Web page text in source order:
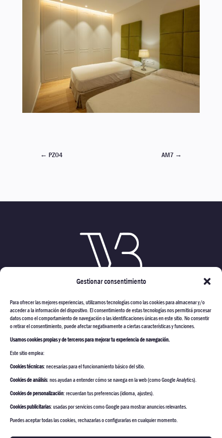
Gestionar consentimiento
Para ofrecer las mejores experiencias, utilizamos tecnologías como las cookies para almacenar y/o
acceder a la información del dispositivo. El consentimiento de estas tecnologías nos permitirá procesar
datos como el comportamiento de navegación o las identificaciones únicas en este sitio. No consentir
o retirar el consentimiento, puede afectar negativamente a ciertas características y funciones.
Usamos cookies propias y de terceros para mejorar tu experiencia de navegación.
Este sitio emplea:
Cookies técnicas: necesarias para el funcionamiento básico del sitio.
Cookies de análisis: nos ayudan a entender cómo se navega en la web (como Google Analytics).
Cookies de personalización: recuerdan tus preferencias (idioma, ajustes).
Cookies publicitarias: usadas por servicios como Google para mostrar anuncios relevantes.
Puedes aceptar todas las cookies, rechazarlas o configurarlas en cualquier momento.
← PZO4 AM7 →
VARMONT CONSTRUCTORES
PROYECTOS
ESTUDIO ARQUITECTURA
CONSTRUCCION & REFORMA
INTERIORISMO & DECORACIÓN